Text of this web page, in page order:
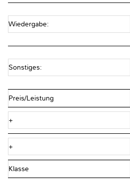
Wiedergabe:
Sonstiges:
Preis/Leistung
+
+
Klasse